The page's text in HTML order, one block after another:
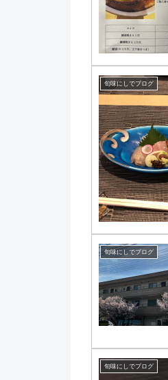
旬味にしでブログ
旬味にしでブログ
旬味にしでブログ